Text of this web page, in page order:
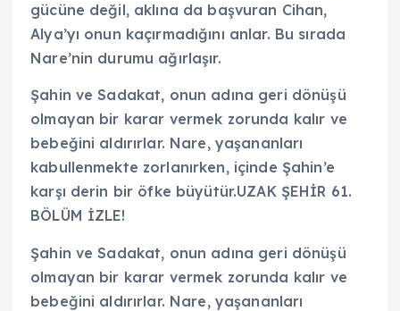
gücüne değil, aklına da başvuran Cihan,
Alya’yı onun kaçırmadığını anlar. Bu sırada
Nare’nin durumu ağırlaşır.
Şahin ve Sadakat, onun adına geri dönüşü
olmayan bir karar vermek zorunda kalır ve
bebeğini aldırırlar. Nare, yaşananları
kabullenmekte zorlanırken, içinde Şahin’e
karşı derin bir öfke büyütür.UZAK ŞEHİR 61.
BÖLÜM İZLE!
Şahin ve Sadakat, onun adına geri dönüşü
olmayan bir karar vermek zorunda kalır ve
bebeğini aldırırlar. Nare, yaşananları